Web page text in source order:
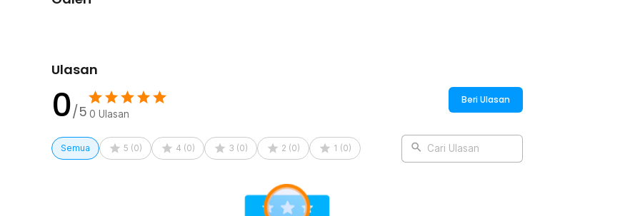
Ulasan
0/5 0 Ulasan
Beri Ulasan
Semua 5 (0) 4 (0) 3 (0) 2 (0) 1 (0) Cari Ulasan